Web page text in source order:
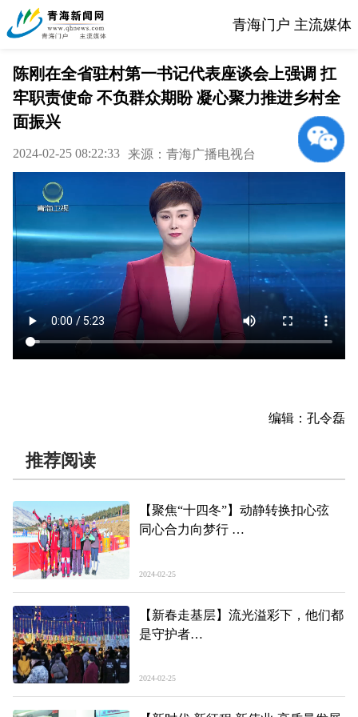
青海门户 主流媒体
陈刚在全省驻村第一书记代表座谈会上强调 扛
牢职责使命 不负群众期盼 凝心聚力推进乡村全
面振兴
2024-02-25 08:22:33 来源：青海广播电视台
编辑：孔令磊
推荐阅读
【聚焦“十四冬”】动静转换扣心弦
同心合力向梦行
2024-02-25
【新春走基层】流光溢彩下，他们都
是守护者
2024-02-25